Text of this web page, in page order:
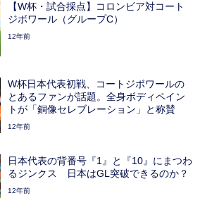
【W杯・試合採点】コロンビア対コート
ジボワール（グループC）
12年前
W杯日本代表初戦、コートジボワールの
とあるファンが話題。全身ボディペイン
トが「銅像セレブレーション」と称賛
12年前
日本代表の背番号『1』と『10』にまつわ
るジンクス 日本はGL突破できるのか？
12年前